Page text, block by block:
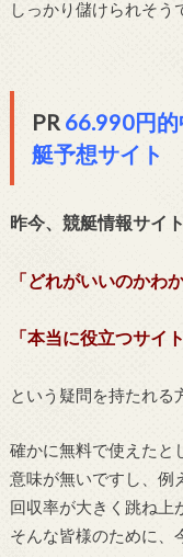
しっかり儲けられそう
PR 66.990円
艇予想サイト
昨今、競艇情報サイ
「どれがいいのかわ
「本当に役立つサイ
という疑問を持たれる
確かに無料で使えたと
意味が無いですし、例
回収率が大きく跳ね上
そんな皆様のために、